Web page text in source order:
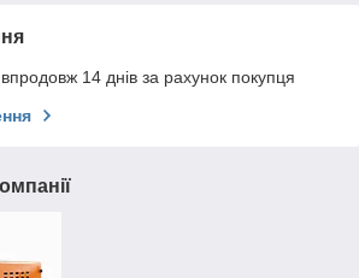
14 днів за рахунок покупця